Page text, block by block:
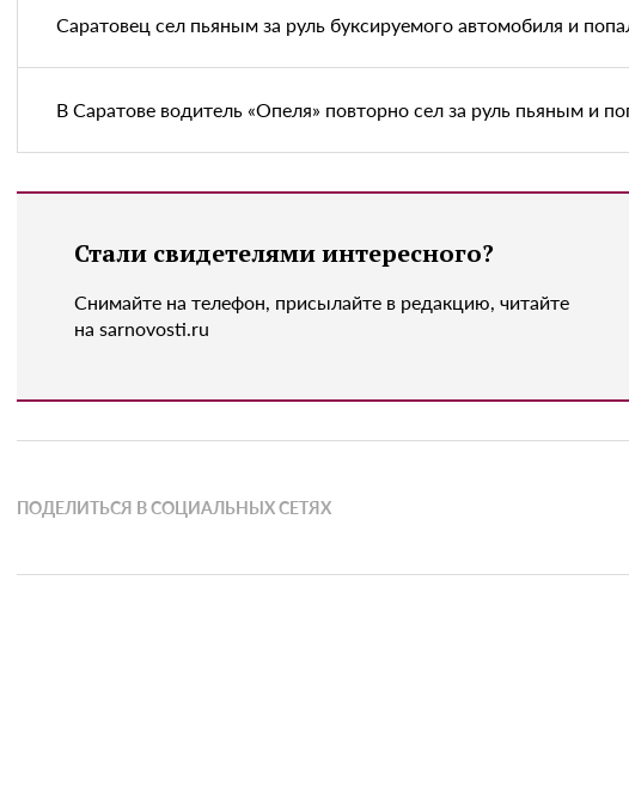
Саратовец сел пьяным за руль буксируемого автомобиля и
В Саратове водитель «Опеля» повторно сел за руль пьяным и
Стали свидетелями интересного?
Снимайте на телефон, присылайте в редакцию, читайте
на sarnovosti.ru
ПОДЕЛИТЬСЯ В СОЦИАЛЬНЫХ СЕТЯХ